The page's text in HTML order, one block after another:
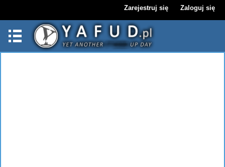
Zarejestruj się Zaloguj się